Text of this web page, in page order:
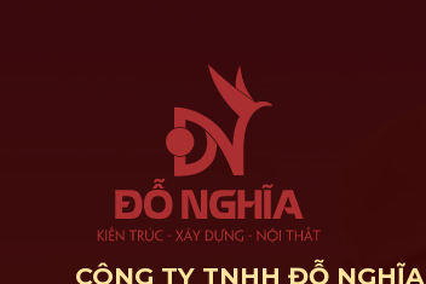
CÔNG TY TNHH ĐỖ NGHĨA